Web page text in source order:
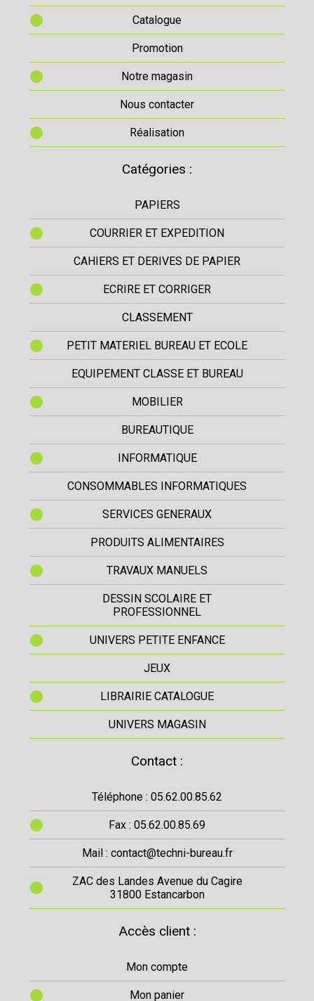
Catalogue
Promotion
Notre magasin
Nous contacter
Réalisation
Catégories :
PAPIERS
COURRIER ET EXPEDITION
CAHIERS ET DERIVES DE PAPIER
ECRIRE ET CORRIGER
CLASSEMENT
PETIT MATERIEL BUREAU ET ECOLE
EQUIPEMENT CLASSE ET BUREAU
MOBILIER
BUREAUTIQUE
INFORMATIQUE
CONSOMMABLES INFORMATIQUES
SERVICES GENERAUX
PRODUITS ALIMENTAIRES
TRAVAUX MANUELS
DESSIN SCOLAIRE ET
PROFESSIONNEL
UNIVERS PETITE ENFANCE
JEUX
LIBRAIRIE CATALOGUE
UNIVERS MAGASIN
Contact :
Téléphone : 05.62.00.85.62
Fax : 05.62.00.85.69
Mail : contact@techni-bureau.fr
ZAC des Landes Avenue du Cagire
31800 Estancarbon
Accès client :
Mon compte
Mon panier